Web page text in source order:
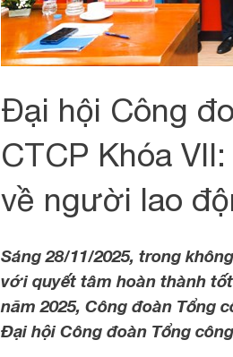
Đại hội Công
CTCP Khóa
về người lao
Sáng 28/11/2025, trong
với quyết tâm hoàn thành
năm 2025, Công đoàn Tổng
Đại hội Công đoàn Tổng